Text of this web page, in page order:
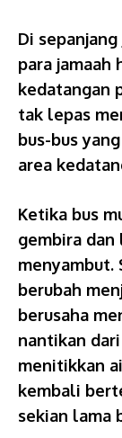
Di
para jamaah
kedatangan
tak lepas
bus-bus
area
Ketika bus
gembira dan
menyambut.
berubah
berusaha
nantikan
menitikkan
kembali
sekian lama